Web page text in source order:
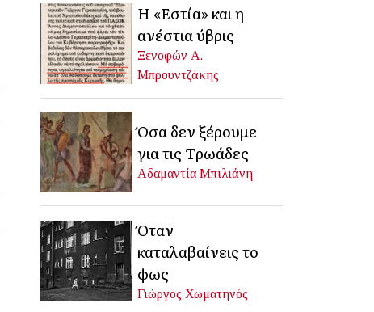
Η «Εστία» και η
ανέστια ύβρις
Ξενοφών Α.
Μπρουντζάκης
Όσα δεν ξέρουμε
για τις Τρωάδες
Αδαμαντία Μπιλιάνη
Όταν
καταλαβαίνεις το
φως
Γιώργος Χωματηνός